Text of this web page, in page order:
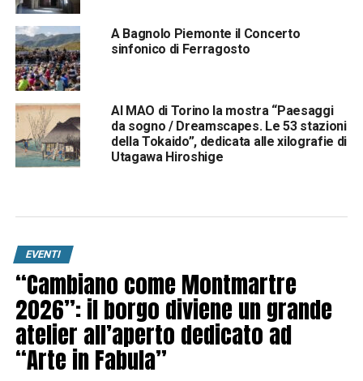
A Bagnolo Piemonte il Concerto
sinfonico di Ferragosto
Al MAO di Torino la mostra “Paesaggi
da sogno / Dreamscapes. Le 53 stazioni
della Tokaido”, dedicata alle xilografie di
Utagawa Hiroshige
EVENTI
“Cambiano come Montmartre
2026”: il borgo diviene un grande
atelier all’aperto dedicato ad
“Arte in Fabula”